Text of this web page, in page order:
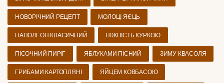
НОВОРІЧНИЙ РЕЦЕПТ МОЛОЦІ ЯЄЦЬ
НАПОЛЕОН КЛАСИЧНИЙ НІЖНІСТЬ КУРКОЮ
ПІСОЧНИЙ ПИРІГ ЯБЛУКАМИ ПІСНИЙ ЗИМУ КВАСОЛЯ
ГРИБАМИ КАРТОПЛЯНІ ЯЙЦЕМ КОВБАСОЮ